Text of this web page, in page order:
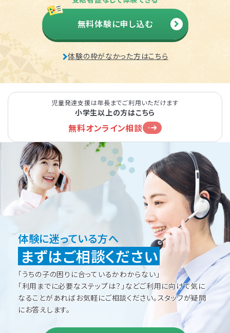
無料体験に申し込む
体験の枠がなかった方はこちら
児童発達支援は年長までご利用いただけます
小学生以上の方はこちら
無料オンライン相談
体験に迷っている方へ
まずはご相談ください
「うちの子の困りに合っているかわからない」
「利用までに必要なステップは？」などご利用に向けて気に
なることがあればお気軽にご相談ください。 スタッフが疑問
にお答えします。